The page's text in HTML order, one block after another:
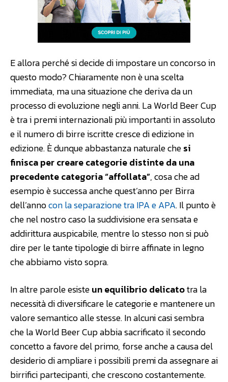
E allora perché si decide di impostare un concorso in
questo modo? Chiaramente non è una scelta
immediata, ma una situazione che deriva da un
processo di evoluzione negli anni. La World Beer Cup
è tra i premi internazionali più importanti in assoluto
e il numero di birre iscritte cresce di edizione in
edizione. È dunque abbastanza naturale chesi
finisca per creare categorie distinte da una
precedente categoria “affollata”, cosa che ad
esempio è successa anche quest’anno per Birra
dell’annocon la separazione tra IPA e APA. Il punto è
che nel nostro caso la suddivisione era sensata e
addirittura auspicabile, mentre lo stesso non si può
dire per le tante tipologie di birre affinate in legno
che abbiamo visto sopra.
In altre parole esisteun equilibrio delicatotra la
necessità di diversificare le categorie e mantenere un
valore semantico alle stesse. In alcuni casi sembra
che la World Beer Cup abbia sacrificato il secondo
concetto a favore del primo, forse anche a causa del
desiderio di ampliare i possibili premi da assegnare ai
birrifici partecipanti, che crescono costantemente.